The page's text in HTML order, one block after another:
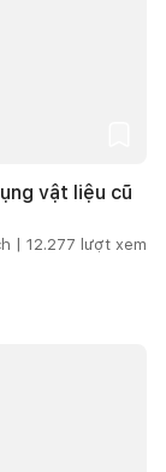
vật liệu cũ
| 12.277 lượt xem